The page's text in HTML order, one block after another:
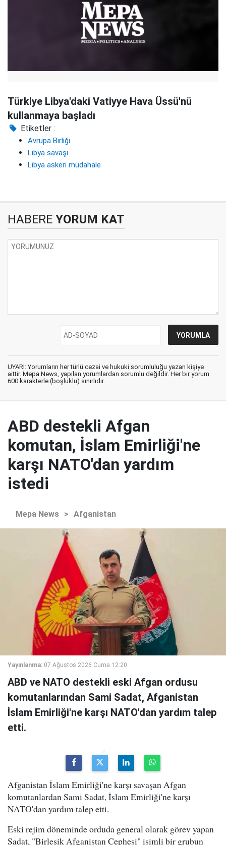
Türkiye Libya'daki Vatiyye Hava Üssü'nü
kullanmaya başladı
Etiketler :
Avrupa Birliği
Libya savaşı
Libya askeri müdahale
HABERE YORUM KAT
UYARI: Yorumların her türlü cezai ve hukuki sorumluluğu yazan kişiye
aittir. Mepa News, yapılan yorumlardan sorumlu değildir. Her bir yorum
600 karakterle (boşluklu) sınırlıdır.
ABD destekli Afgan
komutan, İslam Emirliği'ne
karşı NATO'dan yardım
istedi
Mepa News > Afganistan
Yayınlanma: 07 Ağustos 2026 Cuma 12:20
ABD ve NATO destekli eski Afgan ordusu
komutanlarından Sami Sadat, Afganistan
İslam Emirliği'ne karşı NATO'dan yardım talep
etti.
Afganistan İslam Emirliği'ne karşı savaşan Afgan
komutanlardan Sami Sadat, İslam Emirliği'ne karşı
NATO'dan yardım talep etti.
Eski rejim döneminde orduda general olarak görev yapan
Sadat, "Birleşik Afganistan Cephesi" isimli bir grubun